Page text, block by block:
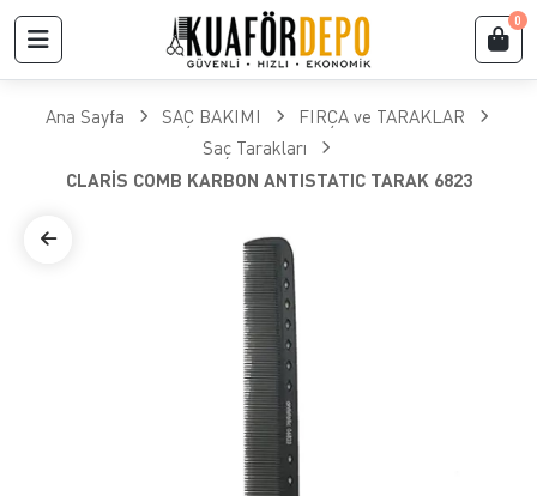
0
Ana Sayfa SAÇ BAKIMI
FIRÇA ve TARAKLAR
​Saç Tarakları
CLARİS COMB KARBON ANTISTATIC TARAK 6823